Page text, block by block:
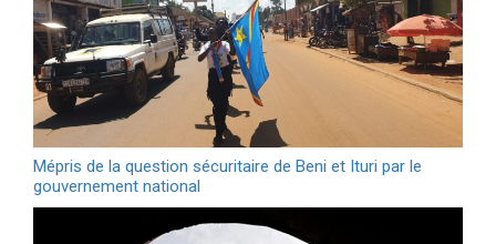
Mépris de la question sécuritaire de Beni et Ituri par le
gouvernement national